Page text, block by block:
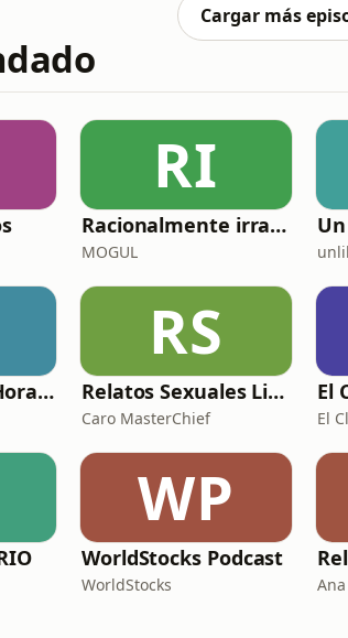
Cargar más
RI
Racionalmente irracional
MOGUL
Liturgia de las Horas (España)
RS
Relatos Sexuales Liberales
Caro MasterChief El
WP
WorldStocks Podcast
WorldStocks